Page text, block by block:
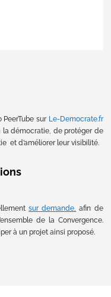
sur Le-Democrate.fr
démocratie, de protéger de
et d’améliorer leur visibilité.
sur demande, afin de
de la Convergence.
à un projet ainsi proposé.